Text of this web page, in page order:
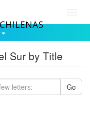
Sur by Title
Go